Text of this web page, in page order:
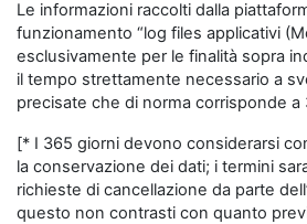
Le informazioni raccolti dalla
funzionamento “log files applicativi
esclusivamente per le finalità sopra
il tempo strettamente necessario a
precisate che di norma corrisponde a
[* I 365 giorni devono considerarsi
la conservazione dei dati; i termini
richieste di cancellazione da parte
questo non contrasti con quanto